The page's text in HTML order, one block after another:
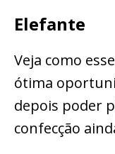
Elefante
Veja como
ótima
depois poder
confecção